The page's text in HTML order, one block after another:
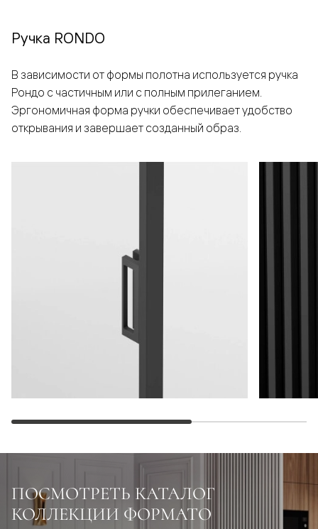
Ручка RONDO
В зависимости от формы полотна используется ручка
Рондо с частичным или с полным прилеганием.
Эргономичная форма ручки обеспечивает удобство
открывания и завершает созданный образ.
ПОСМОТРЕТЬ КАТАЛОГ
КОЛЛЕКЦИИ ФОРМАТО